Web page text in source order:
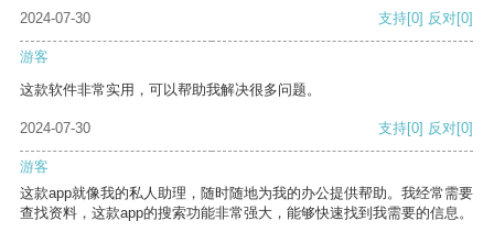
2024-07-30
支持[0] 反对[0]
游客
这款软件非常实用，可以帮助我解决很多问题。
2024-07-30 支持[0] 反对[0]
游客
这款app就像我的私人助理，随时随地为我的办公提供帮助。我经常需要
查找资料，这款app的搜索功能非常强大，能够快速找到我需要的信息。